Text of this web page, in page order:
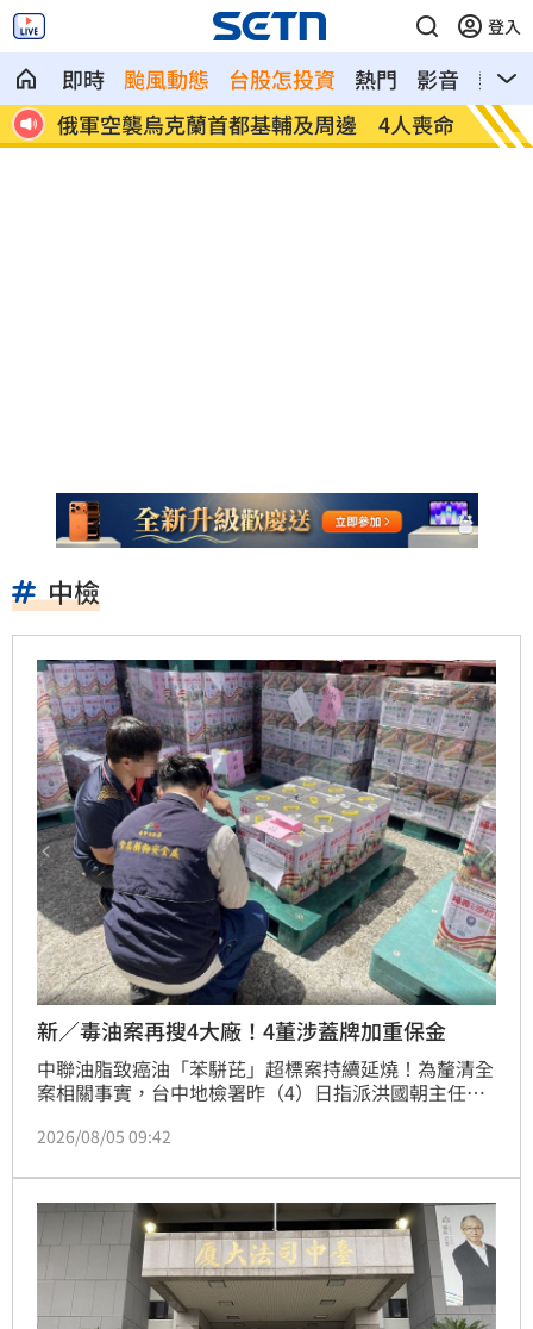
登入
即時 颱風動態 台股怎投資 熱門 影音
熱搜
命 費仔確定成自由球員 下一步動向引人關
注
米蘭
動
中檢
新／毒油案再搜4大廠！4董涉蓋牌加重保金
中聯油脂致癌油「苯駢芘」超標案持續延燒！為釐清全
案相關事實，台中地檢署昨（4）日指派洪國朝主任檢
援中心、台中市調處、台中市刑大、保四總隊及彰化憲
4 家知名油品公司發動大規模搜索。四大廠董座全部加
重保金後交保。
2026/08/05 09:42